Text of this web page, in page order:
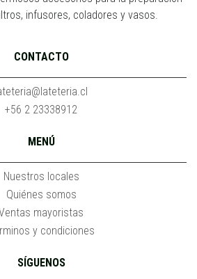
infusores, coladores y vasos.
CONTACTO
+56 2 23338912
MENÚ
Nuestros locales
Quiénes somos
mayoristas
y condiciones
SÍGUENOS